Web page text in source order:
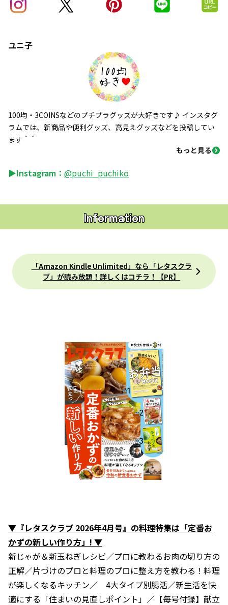
ユニ子
100均・3COINSなどのプチプラグッズが大好きです♪ インスタグ
ラムでは、新商品や便利グッズ、高見えグッズなどを投稿してい
ます＾＾
もっと見る
▶Instagram： @puchi_puchiko
Information
「Amazon Kindle Unlimited」なら「レタスクラ
ブ」が読み放題！詳しくはコチラ！【PR】
▼『レタスクラブ 2026年4月号』の料理特集は「定番お
かずの新しい作り方」! ▼
新じゃが＆新玉ねぎレシピ／プロに教わるお肉の切り方の
正解／片づけのプロと料理のプロに整え方を教わる！料理
が楽しくなるキッチン／ 4大タイプ別腸活／新生活を快
適にする「住まいの見直しポイント」／【毎号付録】献立